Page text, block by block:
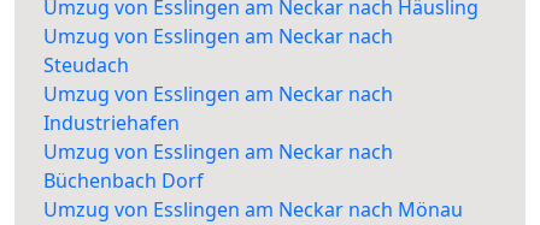
Umzug von Esslingen am Neckar nach Häusling
Umzug von Esslingen am Neckar nach
Steudach
Umzug von Esslingen am Neckar nach
Industriehafen
Umzug von Esslingen am Neckar nach
Büchenbach Dorf
Umzug von Esslingen am Neckar nach Mönau